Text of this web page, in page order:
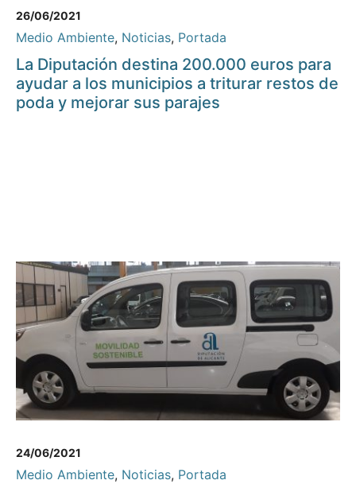
26/06/2021
Medio Ambiente, Noticias, Portada
La Diputación destina 200.000 euros para
ayudar a los municipios a triturar restos de
poda y mejorar sus parajes
24/06/2021
Medio Ambiente, Noticias, Portada